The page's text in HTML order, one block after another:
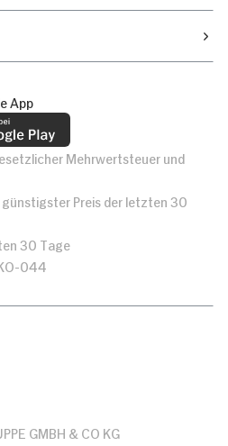
App
Mehrwertsteuer und
Preis der letzten 30
30 Tage
044
GMBH & CO KG